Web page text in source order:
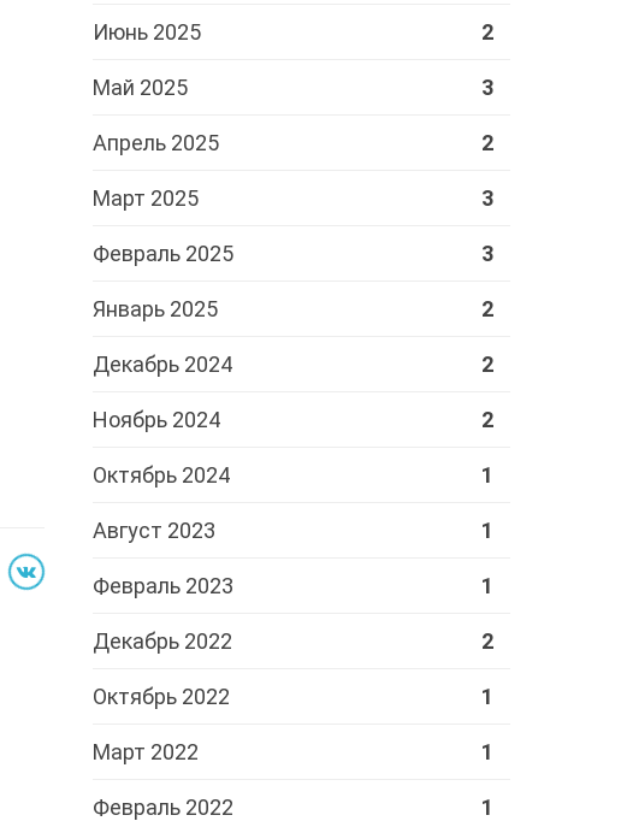
Июнь 2025 2
Май 2025 3
Апрель 2025 2
Март 2025 3
Февраль 2025 3
Январь 2025 2
Декабрь 2024 2
Ноябрь 2024 2
Октябрь 2024 1
Август 2023 1
Февраль 2023 1
Декабрь 2022 2
Октябрь 2022 1
Март 2022 1
Февраль 2022 1